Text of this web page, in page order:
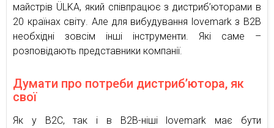
майстрів ÜLKA, який співпрацює з дистриб’юторами в
20 країнах світу. Але для вибудування lovemark з B2B
необхідні зовсім інші інструменти. Які саме –
розповідають представники компанії.
Думати про потреби дистриб’ютора, як
свої
Як у B2C, так і в B2B-ніші lovemark має бути